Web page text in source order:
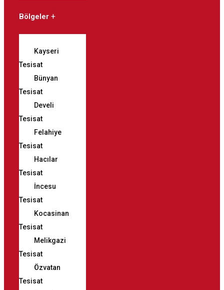
Bölgeler
Kayseri
Tesisat
Bünyan
Tesisat
Develi
Tesisat
Felahiye
Tesisat
Hacılar
Tesisat
İncesu
Tesisat
Kocasinan
Tesisat
Melikgazi
Tesisat
Özvatan
Tesisat